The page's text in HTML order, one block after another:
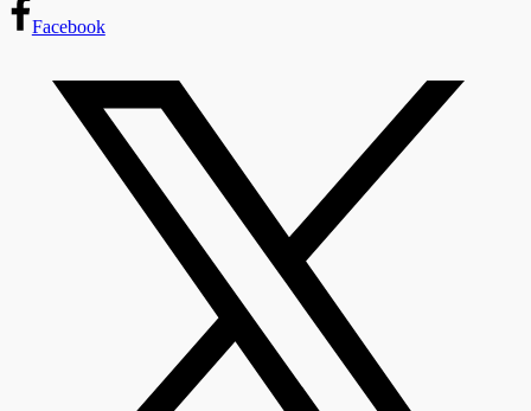
Facebook